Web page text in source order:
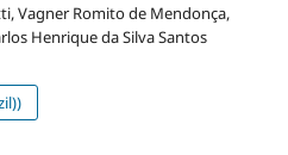
Vagner Romito de Mendonça,
Henrique da Silva Santos